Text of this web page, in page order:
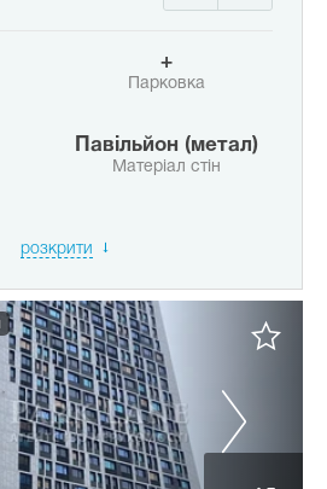
+
Парковка
Павільйон (метал)
Матеріал стін
розкрити